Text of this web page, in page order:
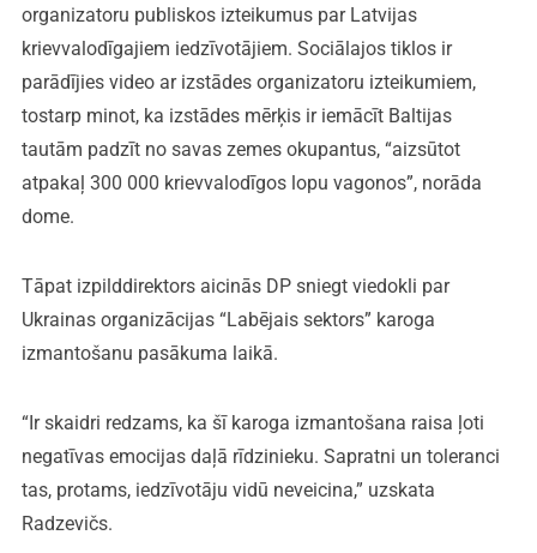
organizatoru publiskos izteikumus par Latvijas
krievvalodīgajiem iedzīvotājiem. Sociālajos tiklos ir
parādījies video ar izstādes organizatoru izteikumiem,
tostarp minot, ka izstādes mērķis ir iemācīt Baltijas
tautām padzīt no savas zemes okupantus, “aizsūtot
atpakaļ 300 000 krievvalodīgos lopu vagonos”, norāda
dome.
Tāpat izpilddirektors aicinās DP sniegt viedokli par
Ukrainas organizācijas “Labējais sektors” karoga
izmantošanu pasākuma laikā.
“Ir skaidri redzams, ka šī karoga izmantošana raisa ļoti
negatīvas emocijas daļā rīdzinieku. Sapratni un toleranci
tas, protams, iedzīvotāju vidū neveicina,” uzskata
Radzevičs.